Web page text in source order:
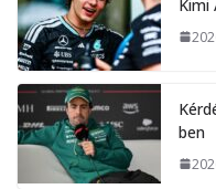
Kimi
ben